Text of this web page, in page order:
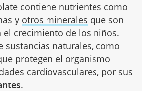
contiene nutrientes como
y otros minerales que son
el crecimiento de los niños.
sustancias naturales, como
protegen el organismo
cardiovasculares, por sus
.